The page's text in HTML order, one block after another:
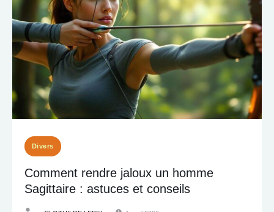
Divers
Comment rendre jaloux un homme
Sagittaire : astuces et conseils